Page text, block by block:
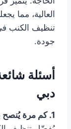
العالية، مما
تنظيف الكنب
جودة.
أسئلة
دبي
1. كم مرة يُنصح بتنظيف الكنب؟